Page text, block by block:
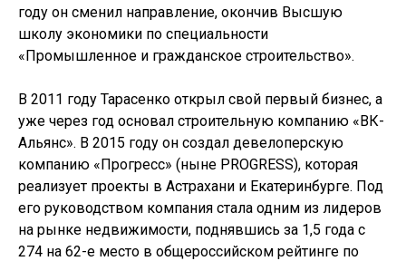
году он сменил направление, окончив Высшую
школу экономики по специальности
«Промышленное и гражданское строительство».
В 2011 году Тарасенко открыл свой первый бизнес, а
уже через год основал строительную компанию «ВК-
Альянс». В 2015 году он создал девелоперскую
компанию «Прогресс» (ныне PROGRESS), которая
реализует проекты в Астрахани и Екатеринбурге. Под
его руководством компания стала одним из лидеров
на рынке недвижимости, поднявшись за 1,5 года с
274 на 62-е место в общероссийском рейтинге по